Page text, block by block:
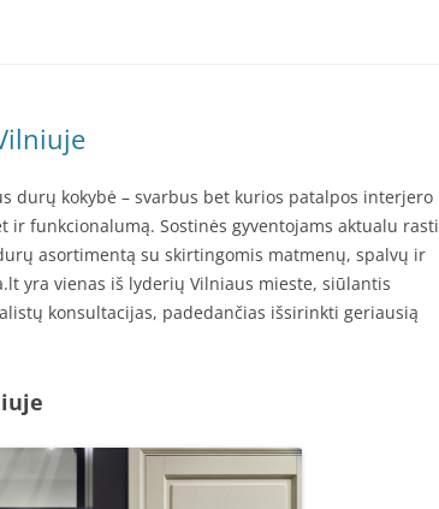
durų kokybė – svarbus bet kurios patalpos interjero
ir funkcionalumą. Sostinės gyventojams aktualu rasti
asortimentą su skirtingomis matmenų, spalvų ir
yra vienas iš lyderių Vilniaus mieste, siūlantis
konsultacijas, padedančias išsirinkti geriausią